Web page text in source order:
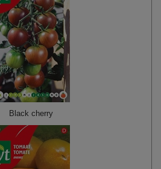
Black cherry